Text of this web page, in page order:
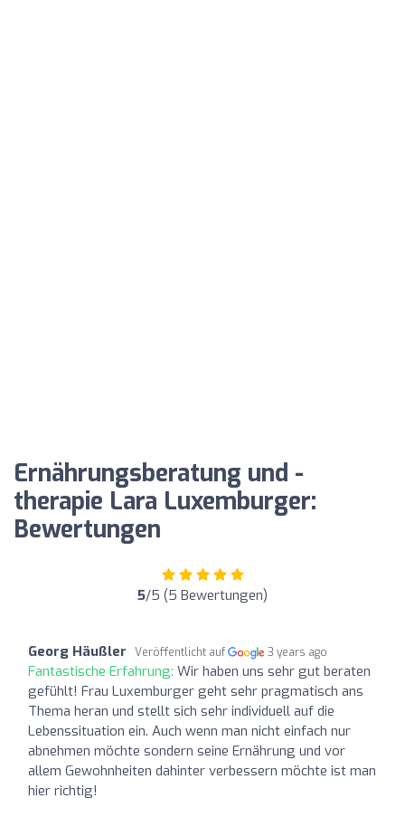
Ernährungsberatung und -
therapie Lara Luxemburger:
Bewertungen
5/5 (5 Bewertungen)
Georg Häußler Veröffentlicht auf 3 years ago
Fantastische Erfahrung: Wir haben uns sehr gut beraten
gefühlt! Frau Luxemburger geht sehr pragmatisch ans
Thema heran und stellt sich sehr individuell auf die
Lebenssituation ein. Auch wenn man nicht einfach nur
abnehmen möchte sondern seine Ernährung und vor
allem Gewohnheiten dahinter verbessern möchte ist man
hier richtig!